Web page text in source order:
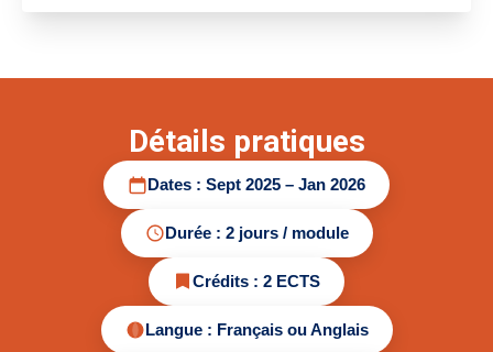
Détails pratiques
Dates : Sept 2025 – Jan 2026
Durée : 2 jours / module
Crédits : 2 ECTS
Langue : Français ou Anglais